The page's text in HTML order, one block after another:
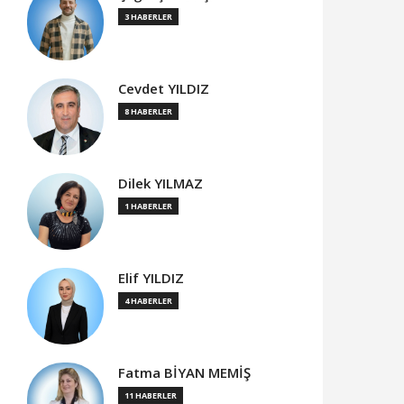
3 HABERLER
Cevdet YILDIZ
8 HABERLER
Dilek YILMAZ
1 HABERLER
Elif YILDIZ
4 HABERLER
Fatma BİYAN MEMİŞ
11 HABERLER